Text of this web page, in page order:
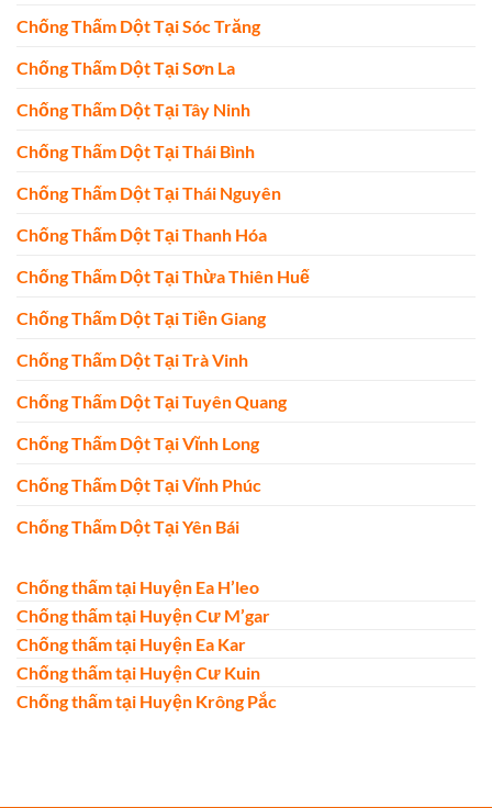
Chống Thấm Dột Tại Sóc Trăng
Chống Thấm Dột Tại Sơn La
Chống Thấm Dột Tại Tây Ninh
Chống Thấm Dột Tại Thái Bình
Chống Thấm Dột Tại Thái Nguyên
Chống Thấm Dột Tại Thanh Hóa
Chống Thấm Dột Tại Thừa Thiên Huế
Chống Thấm Dột Tại Tiền Giang
Chống Thấm Dột Tại Trà Vinh
Chống Thấm Dột Tại Tuyên Quang
Chống Thấm Dột Tại Vĩnh Long
Chống Thấm Dột Tại Vĩnh Phúc
Chống Thấm Dột Tại Yên Bái
Chống thấm tại Huyện Ea H’leo
Chống thấm tại Huyện Cư M’gar
Chống thấm tại Huyện Ea Kar
Chống thấm tại Huyện Cư Kuin
Chống thấm tại Huyện Krông Pắc